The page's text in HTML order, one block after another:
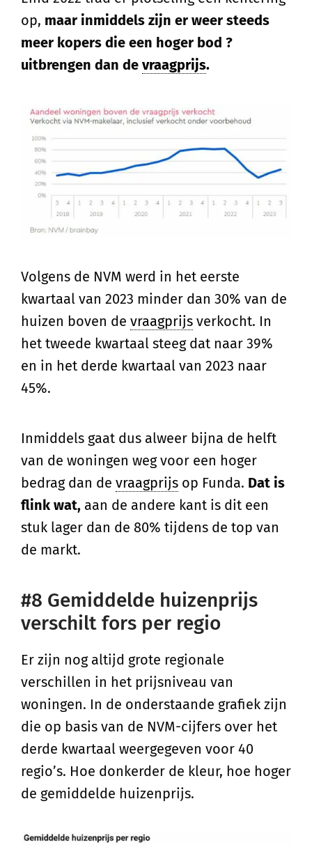
op, maar inmiddels zijn er weer steeds
meer kopers die een hoger bod ?
uitbrengen dan de vraagprijs.
Volgens de NVM werd in het eerste
kwartaal van 2023 minder dan 30% van de
huizen boven de vraagprijs verkocht. In
het tweede kwartaal steeg dat naar 39%
en in het derde kwartaal van 2023 naar
45%.
Inmiddels gaat dus alweer bijna de helft
van de woningen weg voor een hoger
bedrag dan de vraagprijs op Funda. Dat is
flink wat, aan de andere kant is dit een
stuk lager dan de 80% tijdens de top van
de markt.
#8 Gemiddelde huizenprijs
verschilt fors per regio
Er zijn nog altijd grote regionale
verschillen in het prijsniveau van
woningen. In de onderstaande grafiek zijn
die op basis van de NVM-cijfers over het
derde kwartaal weergegeven voor 40
regio’s. Hoe donkerder de kleur, hoe hoger
de gemiddelde huizenprijs.